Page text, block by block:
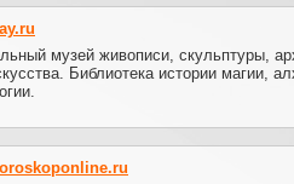
музей живописи, скульптуры,
Библиотека истории магии,